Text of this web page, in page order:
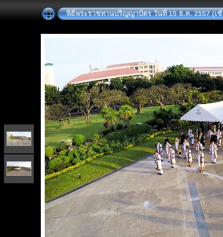
พิธีพระราชทานปริญญาบัตร วันที่ 15 ธ.ค. 2557 (เ